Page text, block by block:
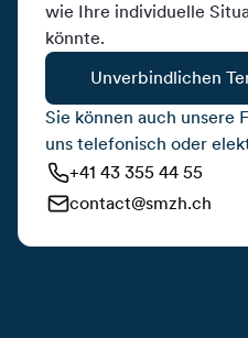
wie Ihre individuelle
könnte.
Unverbindlichen
Sie können auch unsere
uns telefonisch oder
+41 43 355 44 55
contact@smzh.ch